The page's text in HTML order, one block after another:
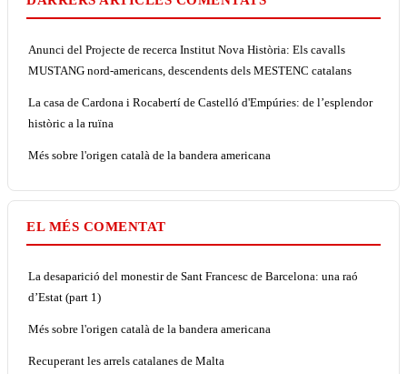
Anunci del Projecte de recerca Institut Nova Història: Els cavalls
MUSTANG nord-americans, descendents dels MESTENC catalans
La casa de Cardona i Rocabertí de Castelló d'Empúries: de l’esplendor
històric a la ruïna
Més sobre l'origen català de la bandera americana
EL MÉS COMENTAT
La desaparició del monestir de Sant Francesc de Barcelona: una raó
d’Estat (part 1)
Més sobre l'origen català de la bandera americana
Recuperant les arrels catalanes de Malta